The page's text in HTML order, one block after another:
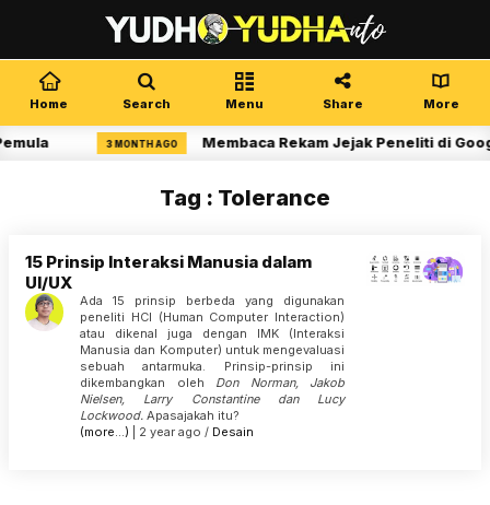
Home Search Menu Share More
3 MONTH AGO Membaca Rekam Jejak Peneliti di
Tag : Tolerance
15 Prinsip Interaksi Manusia dalam
UI/UX
Ada 15 prinsip berbeda yang digunakan
peneliti HCI (Human Computer Interaction)
atau dikenal juga dengan IMK (Interaksi
Manusia dan Komputer) untuk mengevaluasi
sebuah antarmuka. Prinsip-prinsip ini
dikembangkan oleh Don Norman, Jakob
Nielsen, Larry Constantine dan Lucy
Lockwood. Apasajakah itu?
(more…) | 2 year ago / Desain